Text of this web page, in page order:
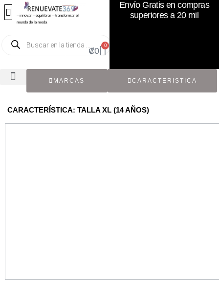
– innovar – equilibrar – transformar el
mundo de la moda
₡0
0
Envío Gratis en compras
superiores a 20 mil
MARCAS CARACTERISTICA
CARACTERÍSTICA: TALLA XL (14 AÑOS)